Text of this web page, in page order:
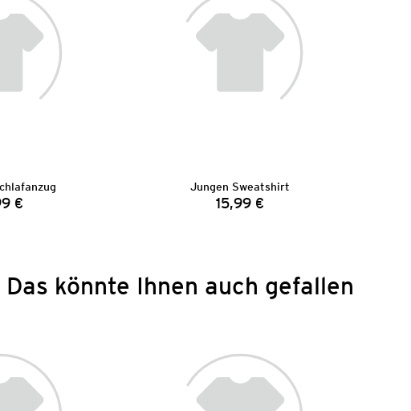
€
Jungen Sweatshirt
Preis:
15,99 €
Das könnte Ihnen auch gefallen